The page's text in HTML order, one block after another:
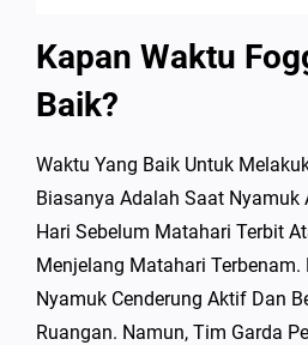
Kapan Waktu
Baik?
Waktu Yang Baik Untuk
Biasanya Adalah Saat Nyamuk
Hari Sebelum Matahari Terbit
Menjelang Matahari Terbenam.
Nyamuk Cenderung Aktif Dan
Ruangan. Namun, Tim Garda